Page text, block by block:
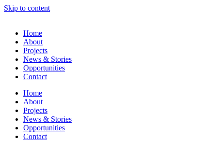
Skip to content
Home
About
Projects
News & Stories
Opportunities
Contact
Home
About
Projects
News & Stories
Opportunities
Contact